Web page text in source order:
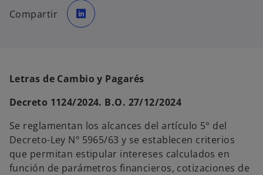
Compartir e
a
p
e
t
a
a
n
u
e
v
a
Letras de Cambio y Pagarés
Decreto 1124/2024. B.O. 27/12/2024
Se reglamentan los alcances del artículo 5° del
Decreto-Ley Nº 5965/63 y se establecen criterios
que permitan estipular intereses calculados en
función de parámetros financieros, cotizaciones de